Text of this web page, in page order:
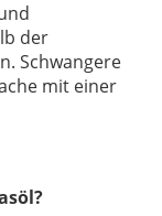
der
Schwangere
mit einer